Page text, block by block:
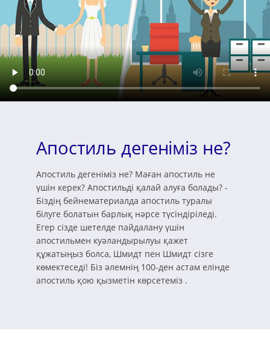
Апостиль дегеніміз не?
Апостиль дегеніміз не? Маған апостиль не
үшін керек? Апостильді қалай алуға болады? -
Біздің бейнематериалда апостиль туралы
білуге болатын барлық нәрсе түсіндіріледі.
Егер сізде шетелде пайдалану үшін
апостильмен куәландырылуы қажет
құжатыңыз болса, Шмидт пен Шмидт сізге
көмектеседі! Біз әлемнің 100-ден астам елінде
апостиль қою қызметін көрсетеміз .